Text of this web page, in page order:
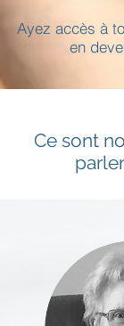
Ayez accès à
en
Ce sont